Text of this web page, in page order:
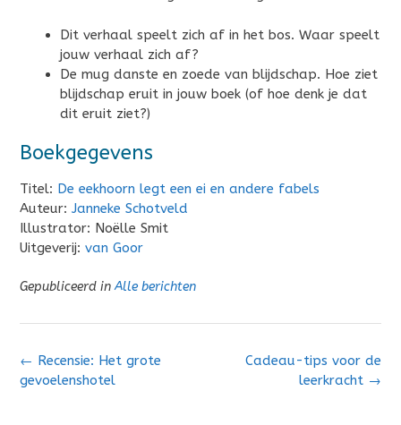
Dit verhaal speelt zich af in het bos. Waar speelt
jouw verhaal zich af?
De mug danste en zoede van blijdschap. Hoe ziet
blijdschap eruit in jouw boek (of hoe denk je dat
dit eruit ziet?)
Boekgegevens
Titel: De eekhoorn legt een ei en andere fabels
Auteur: Janneke Schotveld
Illustrator: Noëlle Smit
Uitgeverij: van Goor
Gepubliceerd inAlle berichten
Bericht
navigatie
Cadeau-tips voor de
leerkracht →
← Recensie: Het grote
gevoelenshotel